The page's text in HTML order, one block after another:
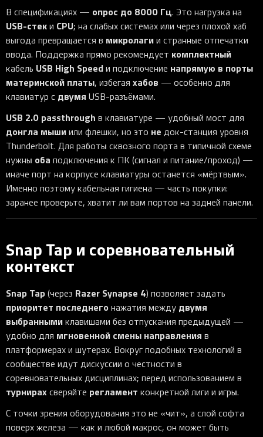
В спецификациях — опрос до 8000 Гц. Это нагрузка на
USB-стеки CPU; на слабых системах или через плохой хаб
выгода превращается в микролагии странные отпечатки
ввода. Поддержка прямо рекомендует комплектный
кабель USB High Speedи подключение напрямую в порты
материнской платы, избегая хабов — особенно для
клавиатур с двумя USB-разъёмами.
USB 2.0 passthrough в клавиатуре — удобный мост для
донгла мышиили флешки, но это не док-станция уровня
Thunderbolt. Для работы сквозного порта в типичной схеме
нужны оба подключения к ПК (сигнал и питание/проход) —
иначе порт на корпусе клавиатуры останется «мёртвым».
Именно поэтому кабельная гигиена — часть покупки:
заранее проверьте, хватит ли вам портов на задней панели.
Snap Tap и соревновательный
контекст
Snap Tap(через Razer Synapse 4) позволяет задать
приоритет последнегонажатия между двумя
выбраннымиклавишами без отпускания предыдущей —
удобно для мгновенной смены направления в
платформерах и шутерах. Вокруг подобных технологий в
сообществе идут дискуссии о честности в
соревновательных дисциплинах; перед использованием в
турнирахсверяйте регламент конкретной лиги и игры.
С точки зрения оборудования это не «чит», а слой софта
поверх железа — как и любой макрос, он может быть